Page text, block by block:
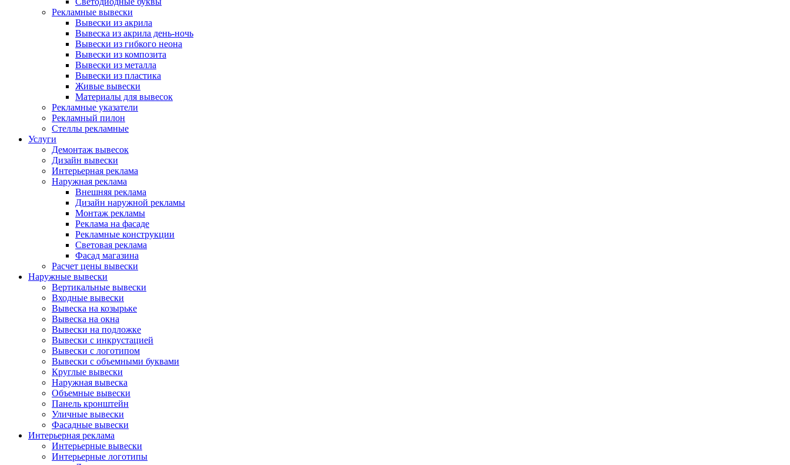
Рекламные вывески
Вывески из акрила
Вывеска из акрила день-ночь
Вывески из гибкого неона
Вывески из композита
Вывески из металла
Вывески из пластика
Живые вывески
Материалы для вывесок
Рекламные указатели
Рекламный пилон
Стеллы рекламные
Услуги
Демонтаж вывесок
Дизайн вывески
Интерьерная реклама
Наружная реклама
Внешняя реклама
Дизайн наружной рекламы
Монтаж рекламы
Реклама на фасаде
Рекламные конструкции
Световая реклама
Фасад магазина
Расчет цены вывески
Наружные вывески
Вертикальные вывески
Входные вывески
Вывеска на козырьке
Вывеска на окна
Вывески на подложке
Вывески с инкрустацией
Вывески с логотипом
Вывески с объемными буквами
Круглые вывески
Наружная вывеска
Объемные вывески
Панель кронштейн
Уличные вывески
Фасадные вывески
Интерьерная реклама
Интерьерные вывески
Интерьерные логотипы